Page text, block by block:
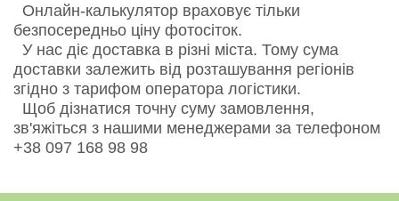
Онлайн-калькулятор враховує тільки
безпосередньо ціну фотосіток.
У нас діє доставка в різні міста. Тому сума
доставки залежить від розташування регіонів
згідно з тарифом оператора логістики.
Щоб дізнатися точну суму замовлення,
зв'яжіться з нашими менеджерами за телефоном
+38 097 168 98 98